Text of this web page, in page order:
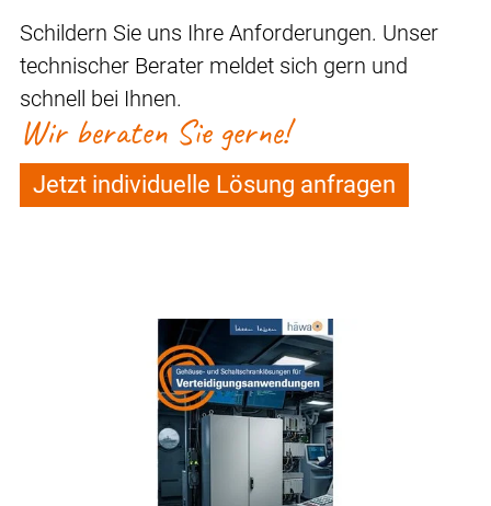
Schildern Sie uns Ihre Anforderungen. Unser
technischer Berater meldet sich gern und
schnell bei Ihnen.
Wir beraten Sie gerne!
Jetzt individuelle Lösung anfragen